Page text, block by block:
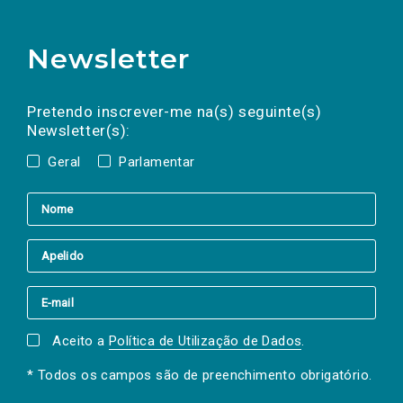
Newsletter
Pretendo inscrever-me na(s) seguinte(s)
Newsletter(s):
Geral Parlamentar
a(s) newsletter(s).
mail
Aceito a Política de Utilização de Dados.
* Todos os campos são de preenchimento obrigatório.